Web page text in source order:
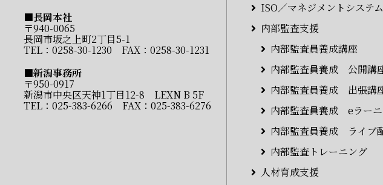
ISO／マネジメントシステ
内部監査支援
内部監査員養成講座
内部監査員養成 公開講
内部監査員養成 出張講
内部監査員養成 eラー
内部監査員養成 ライブ
内部監査トレーニング
人材育成支援
■長岡本社
〒940-0065
長岡市坂之上町2丁目5-1
TEL： 0258-30-1230 FAX：0258-30-1231
■新潟事務所
〒950-0917
新潟市中央区天神1丁目12-8 LEXN B 5F
TEL： 025-383-6266 FAX：025-383-6276